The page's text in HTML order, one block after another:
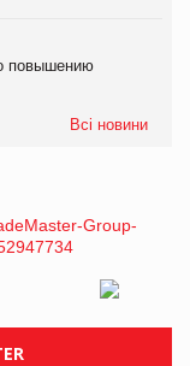
повышению
Всі новини